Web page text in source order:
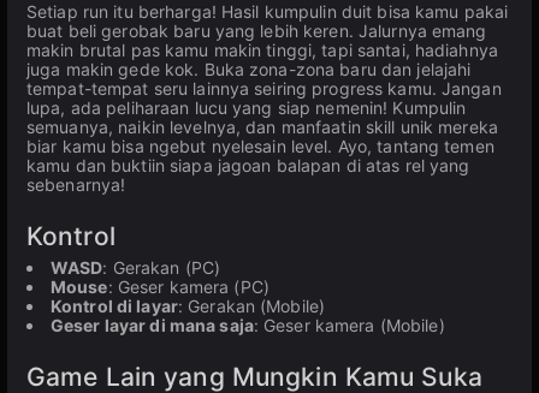
Setiap run itu berharga! Hasil kumpulin duit bisa kamu pakai
buat beli gerobak baru yang lebih keren. Jalurnya emang
makin brutal pas kamu makin tinggi, tapi santai, hadiahnya
juga makin gede kok. Buka zona-zona baru dan jelajahi
tempat-tempat seru lainnya seiring progress kamu. Jangan
lupa, ada peliharaan lucu yang siap nemenin! Kumpulin
semuanya, naikin levelnya, dan manfaatin skill unik mereka
biar kamu bisa ngebut nyelesain level. Ayo, tantang temen
kamu dan buktiin siapa jagoan balapan di atas rel yang
sebenarnya!
Kontrol
WASD: Gerakan (PC)
Mouse: Geser kamera (PC)
Kontrol di layar: Gerakan (Mobile)
Geser layar di mana saja: Geser kamera (Mobile)
Game Lain yang Mungkin Kamu Suka